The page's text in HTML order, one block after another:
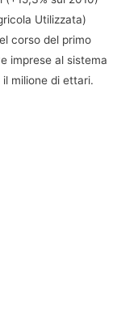
Utilizzata)
corso del primo
imprese al sistema
milione di ettari.